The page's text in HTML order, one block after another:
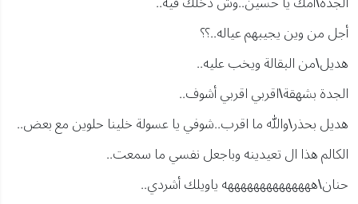
أجل من وين يجيبهم عياله..؟؟
هديل\من البقالة ويخب عليه..
الجدة بشهقة\اقربي اقربي أشوف..
هديل بحذر\والله ما اقرب..شوفي يا عسولة خلينا حلوين مع بعض..
الكالم هذا ال تعيدينه وباجعل نفسي ما سمعت..
حنان\ههههههههههههههه ياويلك أشردي..